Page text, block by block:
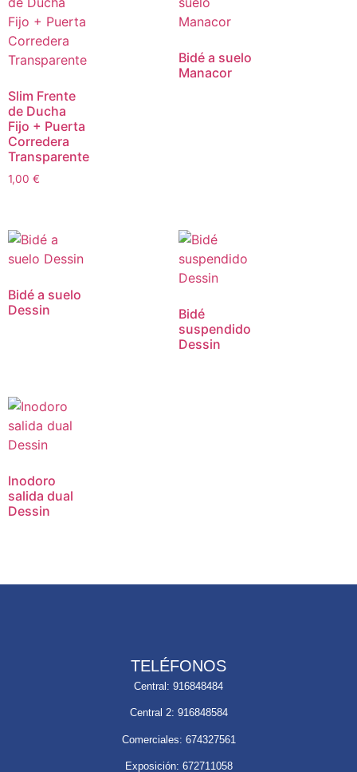
Slim Frente
de Ducha
Fijo + Puerta
Corredera
Transparente
1,00 €
Bidé a suelo
Manacor
Bidé a suelo
Dessin
Bidé
suspendido
Dessin
Inodoro
salida dual
Dessin
TELÉFONOS
Central: 916848484
Central 2: 916848584
Comerciales: 674327561
Exposición: 672711058